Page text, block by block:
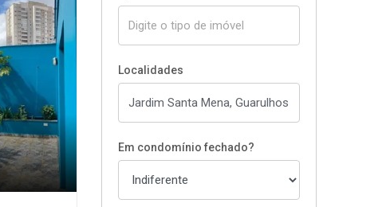
Localidades
Em condomínio fechado?